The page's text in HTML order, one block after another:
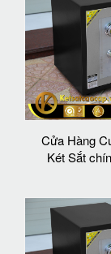
Cửa Hàng
Két Sắt